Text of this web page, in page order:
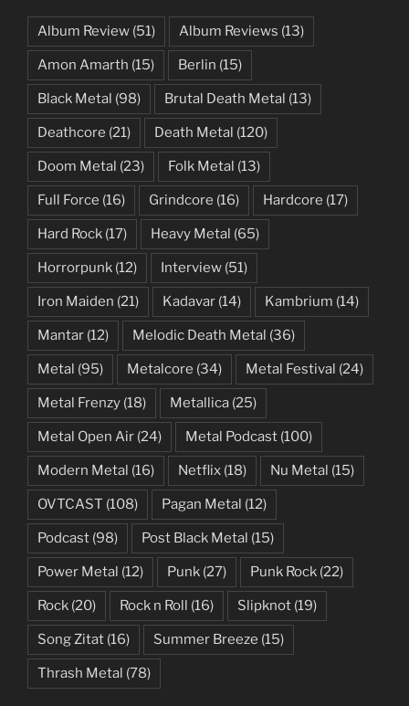
Album Review (51) Album Reviews (13)
Amon Amarth (15) Berlin (15)
Black Metal (98) Brutal Death Metal (13)
Deathcore (21) Death Metal (120)
Doom Metal (23) Folk Metal (13)
Full Force (16) Grindcore (16) Hardcore (17)
Hard Rock (17) Heavy Metal (65)
Horrorpunk (12) Interview (51)
Iron Maiden (21) Kadavar (14) Kambrium (14)
Mantar (12) Melodic Death Metal (36)
Metal (95) Metalcore (34) Metal Festival (24)
Metal Frenzy (18) Metallica (25)
Metal Open Air (24) Metal Podcast (100)
Modern Metal (16) Netflix (18) Nu Metal (15)
OVTCAST (108) Pagan Metal (12)
Podcast (98) Post Black Metal (15)
Power Metal (12) Punk (27) Punk Rock (22)
Rock (20) Rock n Roll (16) Slipknot (19)
Song Zitat (16) Summer Breeze (15)
Thrash Metal (78)